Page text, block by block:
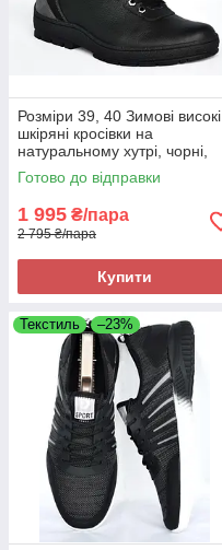
Розміри 39, 40 Зимові високі
шкіряні кросівки на
натуральному хутрі, чорні,
теплі і комфортні Brave 7000
Готово до відправки
1 995 ₴/пара
2 795 ₴/пара
Купити
Текстиль –23%